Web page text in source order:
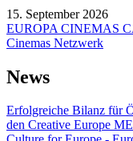
15. September 2026
EUROPA CINEMAS
Cinemas Netzwerk
News
Erfolgreiche Bilanz für
den Creative Europe